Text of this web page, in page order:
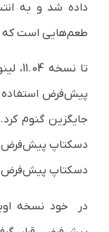
داده شد و به
طعم‌هایی است که
تا نسخه 11.04،
پیش‌فرض
جایگزین گنوم
دسکتاپ پیش‌فرض
دسکتاپ پیش‌فرض
در خود نسخه